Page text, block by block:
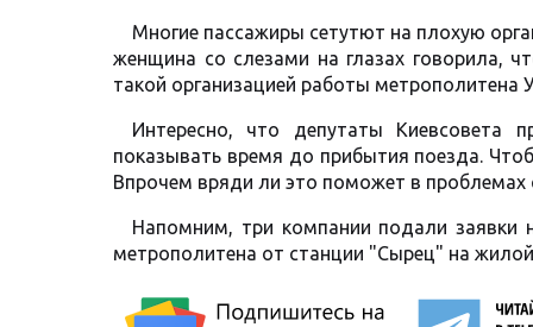
Многие пассажиры сетутют на плохую
женщина со слезами на глазах говорила,
такой организацией работы метрополитена
Интересно, что депутаты Киевсовета
показывать время до прибытия поезда.
Впрочем вряди ли это поможет в проблемах
Напомним, три компании подали заявки
метрополитена от станции "Сырец" на